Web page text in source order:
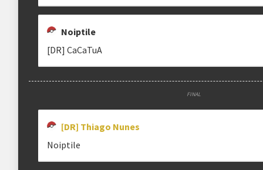
Noiptile
[DR] CaCaTuA
FINAL
[DR] Thiago Nunes
Noiptile